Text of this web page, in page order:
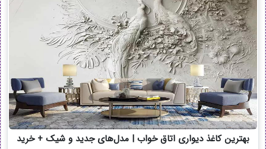
بهترین کاغذ دیواری اتاق خواب | مدل‌های جدید و شیک + خرید